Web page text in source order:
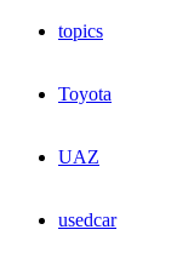
topics
Toyota
UAZ
usedcar